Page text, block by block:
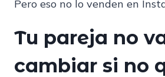
Pero eso no lo venden en
Tu pareja no
cambiar si no